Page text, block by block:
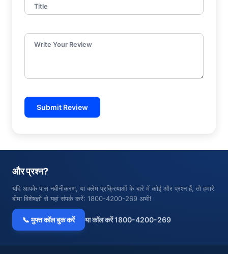
Title
Write Your Review
Submit Review
और प्रश्न?
यदि आपके पास नवीनीकरण, या क्लेम प्रक्रियाओं के बारे में कोई और प्रश्न हैं, तो हमारे
बीमा विशेषज्ञों से यहां संपर्क करें: 1800-4200-269 अभी!
📞 मुफ्त कॉल बुक करें या कॉल करें 1800-4200-269